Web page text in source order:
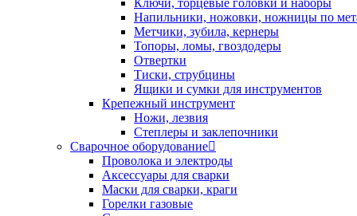
Напильники, ножовки, ножницы по
Метчики, зубила, кернеры
Топоры, ломы, гвоздодеры
Отвертки
Тиски, струбцины
Ящики и сумки для инструментов
Крепежный инструмент
Ножи, лезвия
Степлеры и заклепочники
Сварочное оборудование
Проволока и электроды
Аксессуары для сварки
Маски для сварки, краги
Горелки газовые